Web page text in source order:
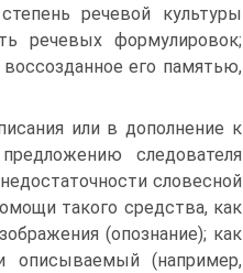
речевой культуры
речевых формулировок;
его памятью,
или в дополнение к
следователя
словесной
такого средства, как
(опознание); как
описываемый (например,